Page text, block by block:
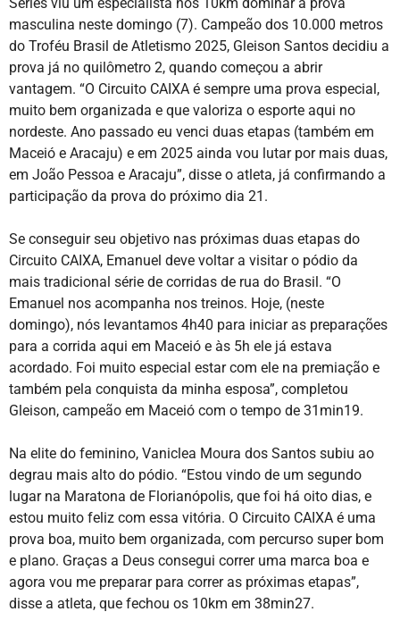
masculina neste domingo (7). Campeão dos 10.000 metros
do Troféu Brasil de Atletismo 2025, Gleison Santos decidiu a
prova já no quilômetro 2, quando começou a abrir
vantagem. “O Circuito CAIXA é sempre uma prova especial,
muito bem organizada e que valoriza o esporte aqui no
nordeste. Ano passado eu venci duas etapas (também em
Maceió e Aracaju) e em 2025 ainda vou lutar por mais duas,
em João Pessoa e Aracaju”, disse o atleta, já confirmando a
participação da prova do próximo dia 21.
Se conseguir seu objetivo nas próximas duas etapas do
Circuito CAIXA, Emanuel deve voltar a visitar o pódio da
mais tradicional série de corridas de rua do Brasil. “O
Emanuel nos acompanha nos treinos. Hoje, (neste
domingo), nós levantamos 4h40 para iniciar as preparações
para a corrida aqui em Maceió e às 5h ele já estava
acordado. Foi muito especial estar com ele na premiação e
também pela conquista da minha esposa”, completou
Gleison, campeão em Maceió com o tempo de 31min19.
Na elite do feminino, Vaniclea Moura dos Santos subiu ao
degrau mais alto do pódio. “Estou vindo de um segundo
lugar na Maratona de Florianópolis, que foi há oito dias, e
estou muito feliz com essa vitória. O Circuito CAIXA é uma
prova boa, muito bem organizada, com percurso super bom
e plano. Graças a Deus consegui correr uma marca boa e
agora vou me preparar para correr as próximas etapas”,
disse a atleta, que fechou os 10km em 38min27.